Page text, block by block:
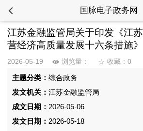
国脉电子政务网
江苏金融监管局关于印发《江
营经济高质量发展十六条措施
2026-05-19 浏览量： 收藏：0
主题分类： 综合政务
发文机关： 江苏金融监管局
成文日期： 2026-05-06
发文日期： 2026-05-18